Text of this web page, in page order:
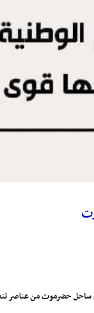
ساحل حضرموت من عناصر